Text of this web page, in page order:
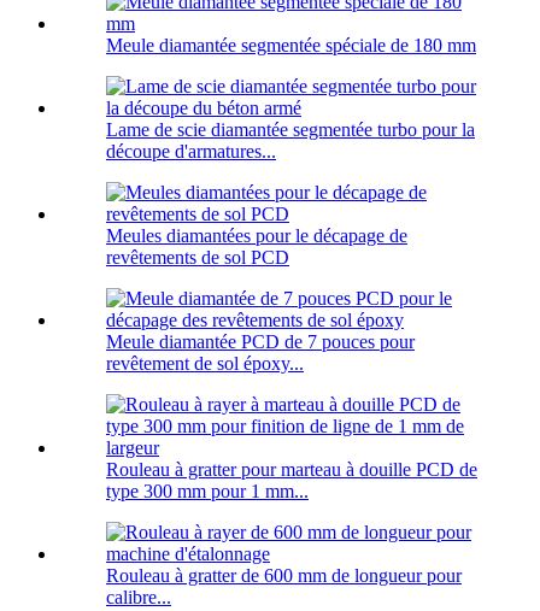
Meule diamantée segmentée spéciale de 180 mm
Lame de scie diamantée segmentée turbo pour la
découpe d'armatures...
Meules diamantées pour le décapage de
revêtements de sol PCD
Meule diamantée PCD de 7 pouces pour
revêtement de sol époxy...
Rouleau à gratter pour marteau à douille PCD de
type 300 mm pour 1 mm...
Rouleau à gratter de 600 mm de longueur pour
calibre...